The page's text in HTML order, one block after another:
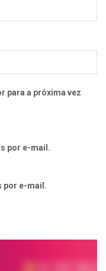
para a próxima vez
por e-mail.
por e-mail.